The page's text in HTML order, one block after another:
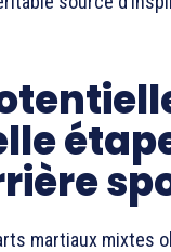
martiaux mixtes